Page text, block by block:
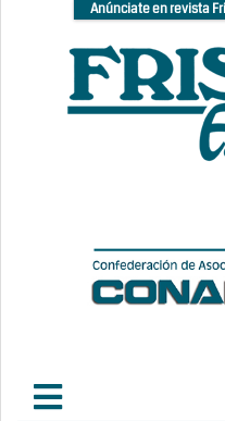
Anúnciate en revista